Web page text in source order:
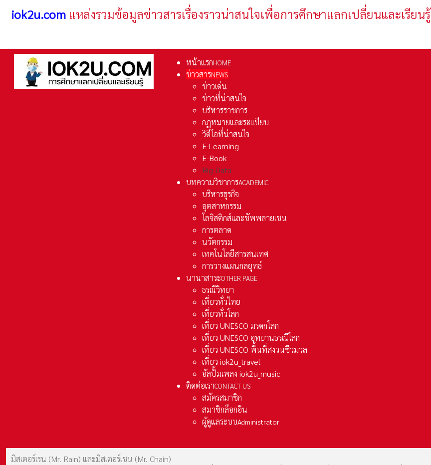
iok2u.com แหล่งรวมข้อมูลข่าวสารเรื่องราวน่าสนใจเพื่อการศึกษาแลกเปลี่ยนและเรียนรู้
หน้าแรกHOME
ข่าวสารNEWS
ข่าวเด่น
ข่าวที่น่าสนใจ
บริหารราชการ
กฏหมายและระเเบียบ
วิดีโอที่น่าสนใจ
E-Learning
E-Book
Big Data
บทความวิชาการACADEMIC
บริหารธุรกิจ
อุตสาหกรรม
โลจิสติกส์และชัพพลายเชน
การตลาด
นวัตกรรม
เทคโนโลยีสารสนเทศ
การวางแผนกลยุทธ์
นานาสาระOTHER PAGE
ธรณีวิทยา
เที่ยวทั่วไทย
เที่ยวทั่วโลก
เที่ยว UNESCO มรดกโลก
เที่ยว UNESCO อุทยานธรณีโลก
เที่ยว UNESCO พื้นที่สงวนชีวมวล
เที่ยว iok2u_travel
อัลปั้มเพลง iok2u_music
ติดต่อเราCONTACT US
สมัครสมาชิก
สมาชิกล็อกอิน
ผู้ดูแลระบบAdministrator
มิสเตอร์เรน (Mr. Rain) และมิสเตอร์เชน (Mr. Chain)